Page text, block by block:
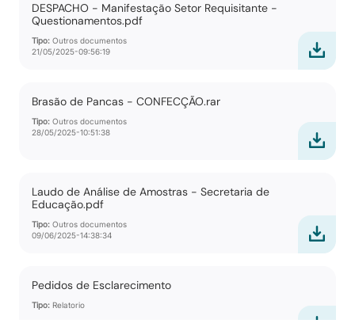
DESPACHO - Manifestação Setor Requisitante -
Questionamentos.pdf
Tipo: Outros documentos
21/05/2025-09:56:19
Brasão de Pancas - CONFECÇÃO.rar
Tipo: Outros documentos
28/05/2025-10:51:38
Laudo de Análise de Amostras - Secretaria de
Educação.pdf
Tipo: Outros documentos
09/06/2025-14:38:34
Pedidos de Esclarecimento
Tipo: Relatorio